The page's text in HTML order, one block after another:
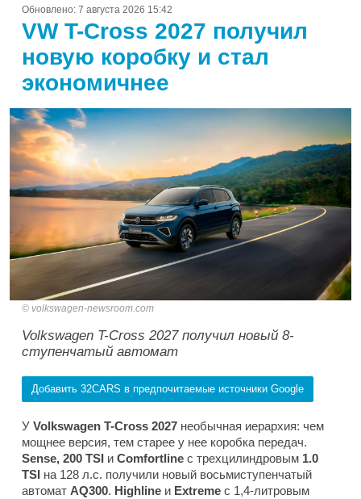
Обновлено: 7 августа 2026 15:42
VW T-Cross 2027 получил
новую коробку и стал
экономичнее
volkswagen-newsroom.com
Volkswagen T-Cross 2027 получил новый 8-
ступенчатый автомат
Добавить 32CARS в предпочитаемые источники Google
У Volkswagen T-Cross 2027 необычная иерархия: чем
мощнее версия, тем старее у нее коробка передач.
Sense, 200 TSI и Comfortline с трехцилиндровым 1.0
TSI на 128 л.с. получили новый восьмиступенчатый
автомат AQ300. Highline и Extreme с 1,4-литровым